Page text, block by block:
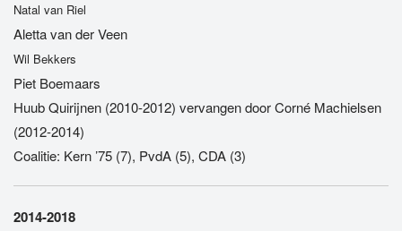
Natal van Riel
Aletta van der Veen
Wil Bekkers
Piet Boemaars
Huub Quirijnen (2010-2012) vervangen door Corné Machielsen
(2012-2014)
Coalitie: Kern ’75 (7), PvdA (5), CDA (3)
2014-2018